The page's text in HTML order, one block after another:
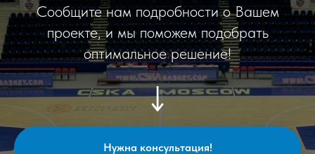
Сообщите нам подробности о Вашем
проекте, и мы поможем подобрать
оптимальное решение!
Нужна консультация!